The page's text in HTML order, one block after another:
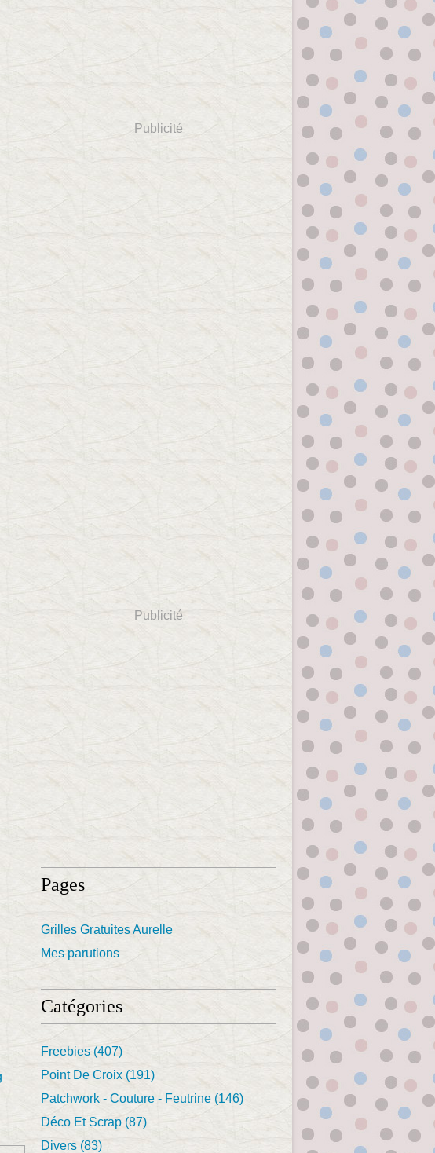
Publicité
Publicité
Pages
Grilles Gratuites Aurelle
Mes parutions
Catégories
Freebies (407)
Point De Croix (191)
Patchwork - Couture - Feutrine (146)
Déco Et Scrap (87)
Divers (83)